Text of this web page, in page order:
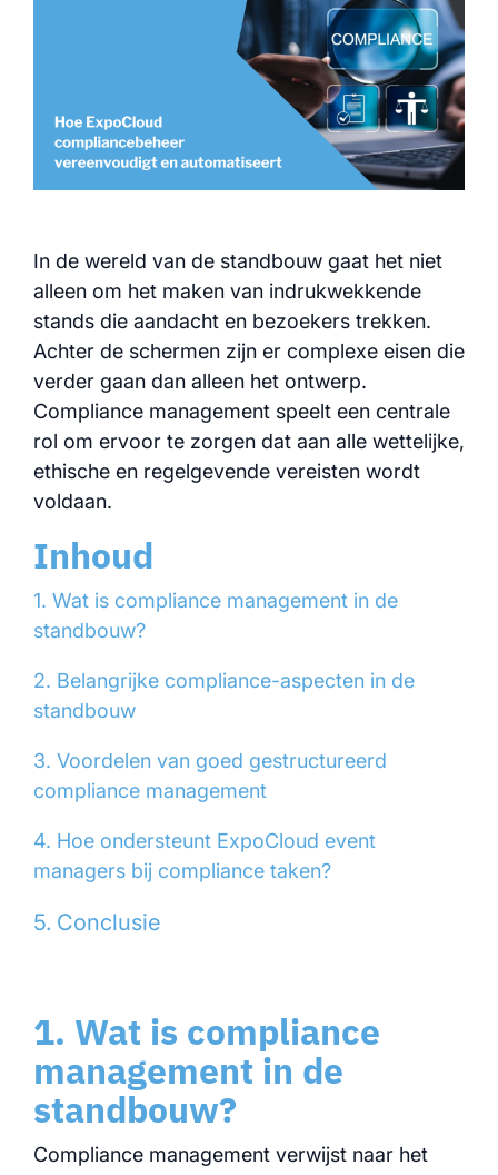
voor alle events
volledige
transparantie en
data voor
gefundeerde
beslissingen
Bekijk ook alle
myWWM-modules en
services:
Modules
Services
In de wereld van de standbouw gaat het niet
alleen om het maken van indrukwekkende
stands die aandacht en bezoekers trekken.
Achter de schermen zijn er complexe eisen die
verder gaan dan alleen het ontwerp.
Compliance management speelt een centrale
rol om ervoor te zorgen dat aan alle wettelijke,
ethische en regelgevende vereisten wordt
voldaan.
Inhoud
1. Wat is compliance management in de
standbouw?
2. Belangrijke compliance-aspecten in de
standbouw
3. Voordelen van goed gestructureerd
compliance management
4. Hoe ondersteunt ExpoCloud event
managers bij compliance taken?
5. Conclusie
1. Wat is compliance
management in de
standbouw?
Compliance management verwijst naar het